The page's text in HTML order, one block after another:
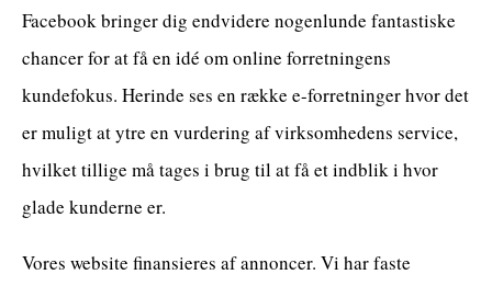
Facebook bringer dig endvidere nogenlunde fantastiske
chancer for at få en idé om online forretningens
kundefokus. Herinde ses en række e-forretninger hvor det
er muligt at ytre en vurdering af virksomhedens service,
hvilket tillige må tages i brug til at få et indblik i hvor
glade kunderne er.
Vores website finansieres af annoncer. Vi har faste